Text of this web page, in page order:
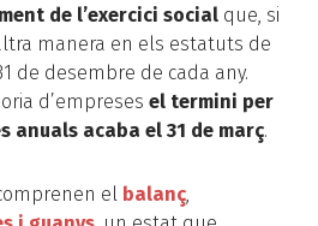
de l’exercici social que, si
manera en els estatuts de
de desembre de cada any.
d’empreses el termini per
anuals acaba el 31 de març.
el balanç,